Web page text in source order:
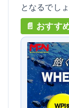
となるでしょ